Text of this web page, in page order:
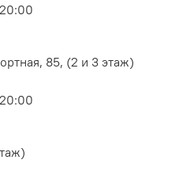
85, (2 и 3 этаж)